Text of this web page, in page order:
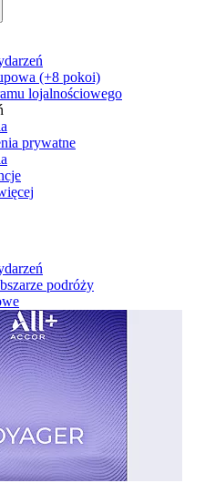
(+8 pokoi)
lojalnościowego
prywatne
podróży